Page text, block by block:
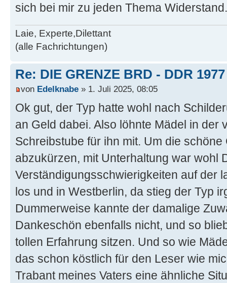
sich bei mir zu jeden Thema
Laie, Experte,Dilettant
(alle Fachrichtungen)
Re: DIE GRENZE BRD - DDR
von Edelknabe » 1. Juli 2025, 08:05
Ok gut, der Typ hatte wohl nach
an Geld dabei. Also löhnte Mädel in der
Schreibstube für ihn mit. Um die
abzukürzen, mit Unterhaltung war wohl
Verständigungsschwierigkeiten auf der
los und in Westberlin, da stieg der Typ
Dummerweise kannte der damalige
Dankeschön ebenfalls nicht, und so
tollen Erfahrung sitzen. Und so wie
das schon köstlich für den Leser wie
Trabant meines Vaters eine ähnliche